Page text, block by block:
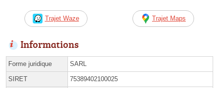
Trajet Waze Trajet Maps
Informations
Forme juridique SARL
SIRET 75389402100025